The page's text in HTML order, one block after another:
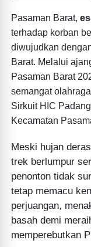
Pasaman Barat,
terhadap korban
diwujudkan
Barat. Melalui
Pasaman Barat
semangat
Sirkuit HIC
Kecamatan
Meski hujan
trek berlumpur
penonton tidak
tetap memacu
perjuangan,
basah demi
memperebutkan